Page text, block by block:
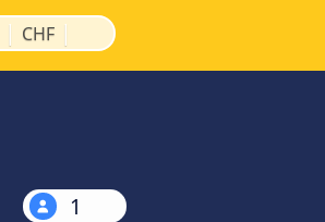
| CHF |
1